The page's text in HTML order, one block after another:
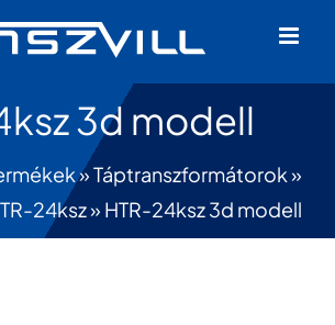
3d modell
»Táptranszformátorok»
24ksz» HTR-24ksz 3d modell